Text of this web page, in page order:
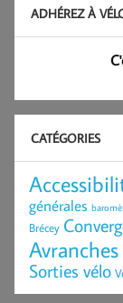
ADHÉREZ À
CATÉGORIES
générales
Brécey
Avranches
Sorties vélo